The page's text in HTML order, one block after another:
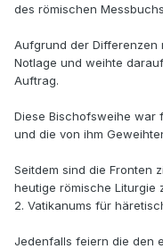
des römischen
Aufgrund der Differenzen
Notlage und weihte
Auftrag.
Diese Bischofsweihe war
und die von ihm
Seitdem sind die Fronten
heutige römische Liturgie
2. Vatikanums für
Jedenfalls feiern die den